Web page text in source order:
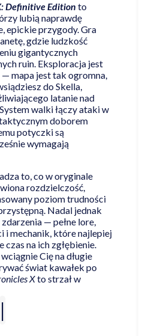
Definitive Edition to
lubią naprawdę
epickie przygody. Gra
gdzie ludzkość
gigantycznych
ruin. Eksploracja jest
mapa jest tak ogromna,
do Skella,
latanie nad
walki łączy ataki w
doborem
potyczki są
wymagają
to, co w oryginale
rozdzielczość,
poziom trudności
Nadal jednak
— pełne lore,
i mechanik, które najlepiej
czas na ich zgłębienie.
Cię na długie
świat kawałek po
Xto strzał w